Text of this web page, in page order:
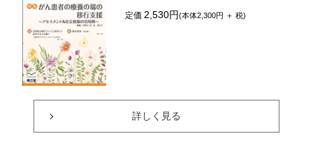
定価 2,530円(本体2,300円 ＋ 税)
詳しく見る